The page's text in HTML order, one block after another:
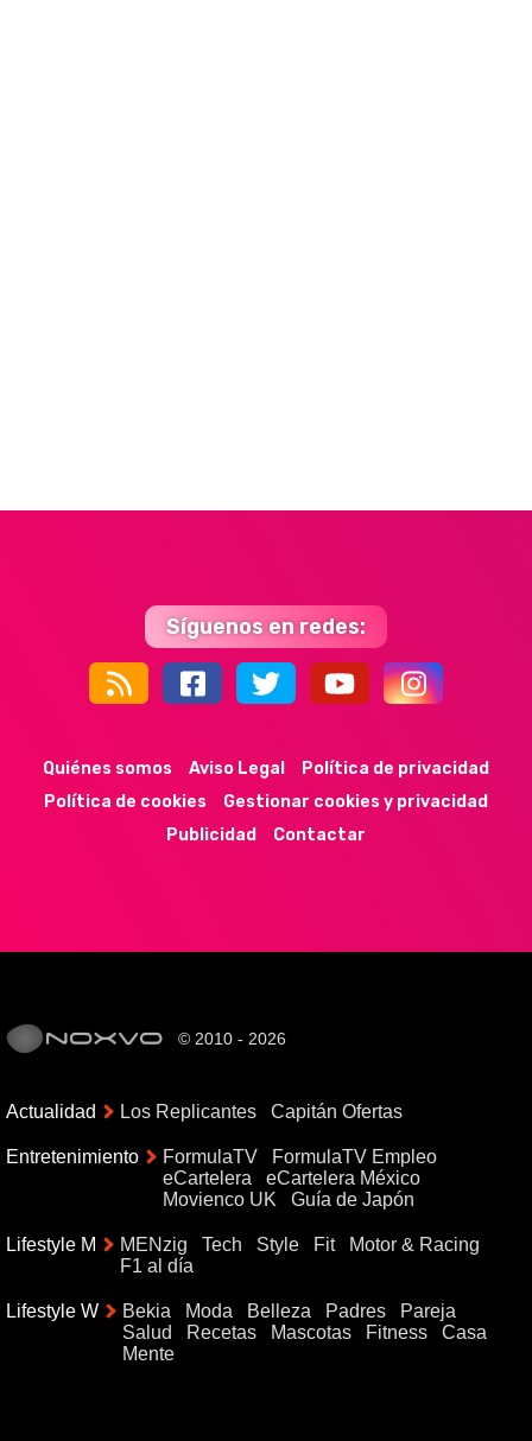
Síguenos en redes:
Quiénes somos Aviso Legal
Política de privacidad
Política de cookies
Gestionar cookies y privacidad
Publicidad
Contactar
© 2010 - 2026
Actualidad Los Replicantes Capitán Ofertas
Entretenimiento FormulaTV
FormulaTV Empleo
eCartelera
eCartelera México
Movienco UK
Guía de Japón
Lifestyle M MENzig Tech Style Fit
Motor & Racing
F1 al día
Lifestyle W Bekia Moda Belleza Padres
Pareja
Salud
Recetas Mascotas Fitness
Casa
Mente